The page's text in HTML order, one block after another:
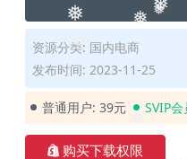
❅
❅
❅
❅
❅
❅
❅
资源分类: 国内电商
发布时间: 2023-11-25
普通用户: 39元 SVIP会
购买下载权限